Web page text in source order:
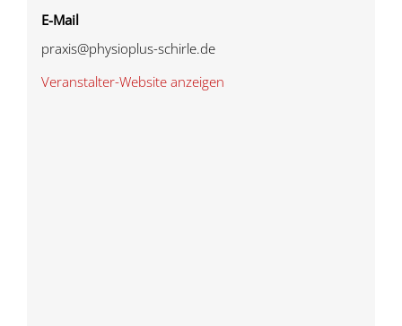
E-Mail
praxis@physioplus-schirle.de
Veranstalter-Website anzeigen